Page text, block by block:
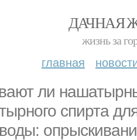
ДАЧНАЯ
жизнь за
главная
ли
спирта